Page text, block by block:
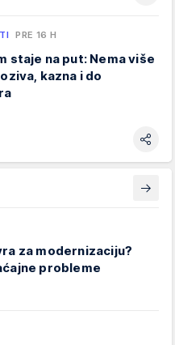
PRE 16 H
staje na put: Nema više
kazna i do
za modernizaciju?
probleme